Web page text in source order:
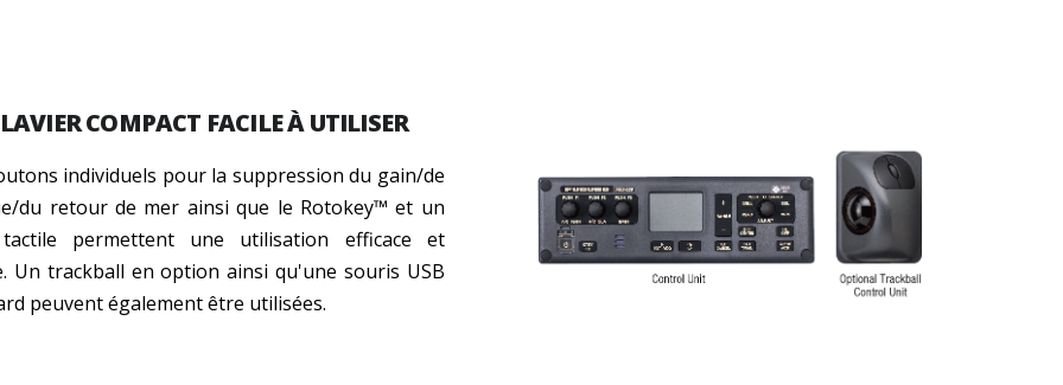
COMPACT FACILE À UTILISER
individuels pour la suppression du gain/de
du retour de mer ainsi que le Rotokey™ et un
permettent une utilisation efficace et
Un trackball en option ainsi qu'une souris USB
peuvent également être utilisées.